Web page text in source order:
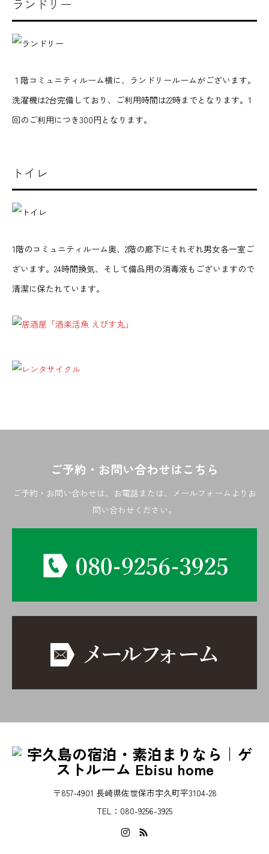
ランドリー
１階コミュニティルーム横に、ランドリールームがございます。
洗濯機は2台完備しており、ご利用時間は22時までとなります。1
回のご利用につき300円となります。
トイレ
1階のコミュニティルーム奥、2階の廊下にそれぞれ男女各一室ご
ざいます。24時間換気、そして備品用の消毒液もございますので
清潔に保たれています。
ご予約・お問い合わせはこちら
ご予約・お問い合わせは、お電話または、メールフォームよりお
問い合わせください。
〒857-4901 長崎県佐世保市宇久町平3104-28
TEL：080-9256-3925